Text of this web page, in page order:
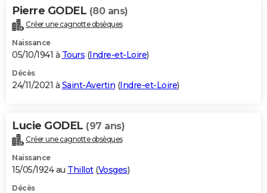
Pierre GODEL (80 ans)
Créer une cagnotte obsèques
Naissance
05/10/1941 à Tours (Indre-et-Loire)
Décès
24/11/2021 à Saint-Avertin (Indre-et-Loire)
Lucie GODEL (97 ans)
Créer une cagnotte obsèques
Naissance
15/05/1924 au Thillot(Vosges)
Décès